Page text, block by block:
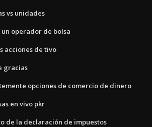
vs unidades
operador de bolsa
acciones de tivo
gracias
opciones de comercio de dinero
en vivo pkr
de la declaración de impuestos